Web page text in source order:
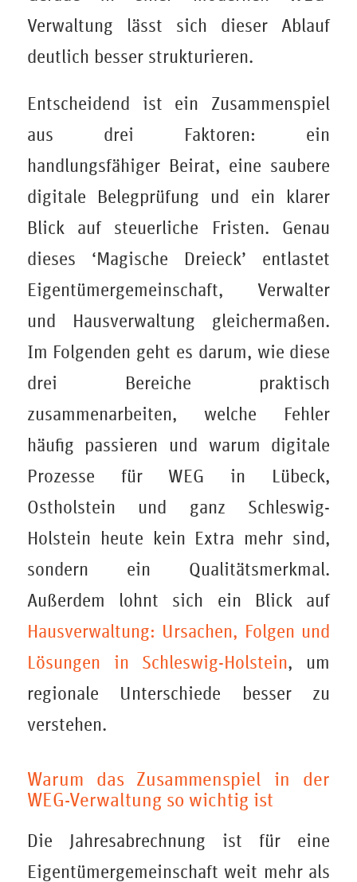
Verwaltung lässt sich dieser Ablauf
deutlich besser strukturieren.
Entscheidend ist ein Zusammenspiel
aus drei Faktoren: ein
handlungsfähiger Beirat, eine saubere
digitale Belegprüfung und ein klarer
Blick auf steuerliche Fristen. Genau
dieses ‘Magische Dreieck’ entlastet
Eigentümergemeinschaft, Verwalter
und Hausverwaltung gleichermaßen.
Im Folgenden geht es darum, wie diese
drei Bereiche praktisch
zusammenarbeiten, welche Fehler
häufig passieren und warum digitale
Prozesse für WEG in Lübeck,
Ostholstein und ganz Schleswig-
Holstein heute kein Extra mehr sind,
sondern ein Qualitätsmerkmal.
Außerdem lohnt sich ein Blick auf
Hausverwaltung: Ursachen, Folgen und
Lösungen in Schleswig-Holstein, um
regionale Unterschiede besser zu
verstehen.
Warum das Zusammenspiel in der
WEG-Verwaltung so wichtig ist
Die Jahresabrechnung ist für eine
Eigentümergemeinschaft weit mehr als